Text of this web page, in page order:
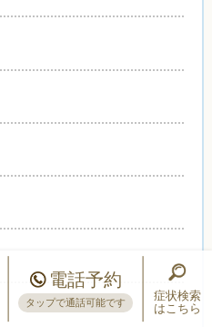
電話予約
タップで通話可能です
症状検索
はこちら